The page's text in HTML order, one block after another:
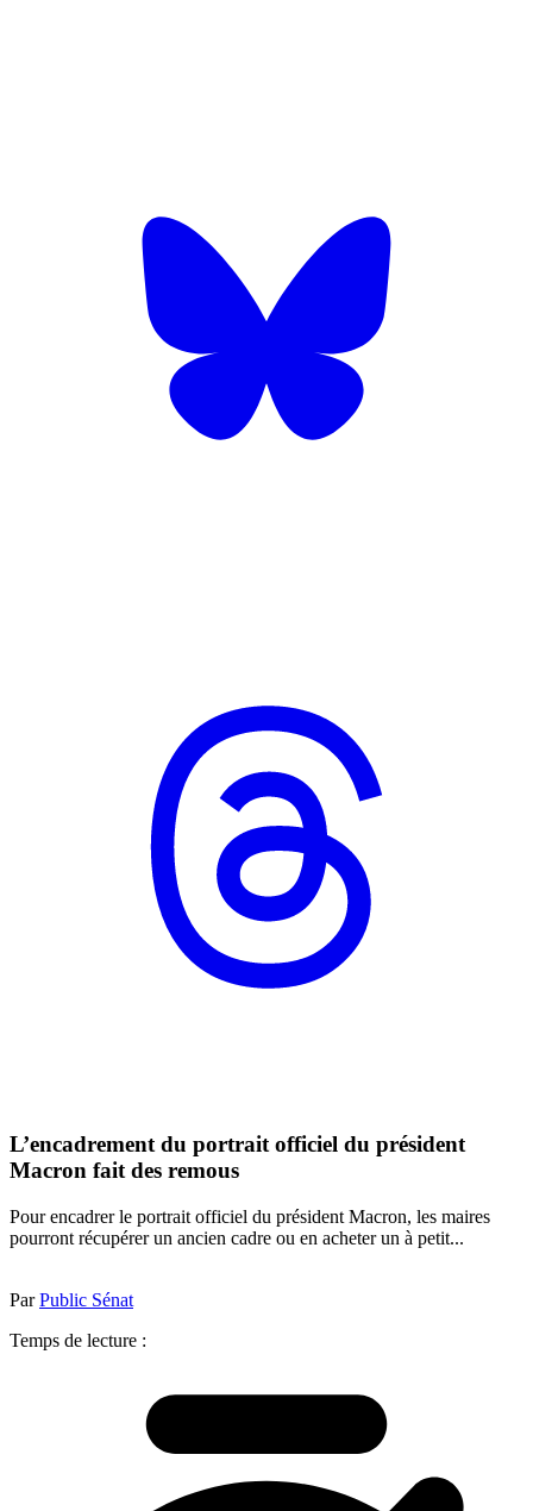
L’encadrement du portrait officiel du président
Macron fait des remous
Pour encadrer le portrait officiel du président Macron, les maires
pourront récupérer un ancien cadre ou en acheter un à petit...
ParPublic Sénat
Temps de lecture :